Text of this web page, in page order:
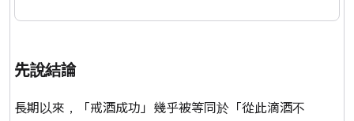
先說結論
長期以來，「戒酒成功」幾乎被等同於「從此滴酒不